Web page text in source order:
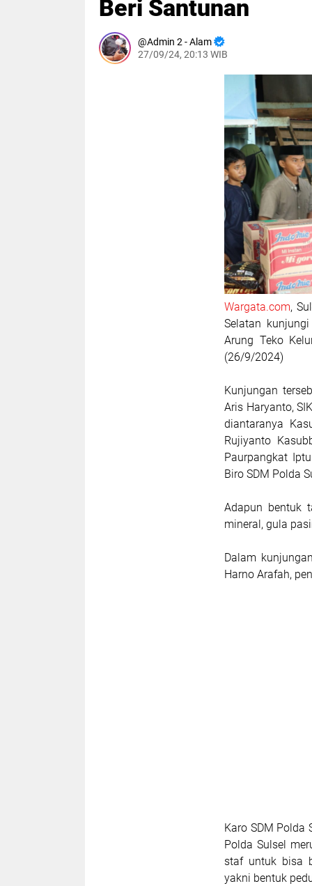
Beri Santunan
Admin 2 - Alam
27/09/24, 20:13 WIB
Wargata.com,
Selatan
Arung Teko
(26/9/2024)
Kunjungan
Aris Haryanto,
diantaranya
Rujiyanto
Paurpangkat
Biro SDM Polda
Adapun bentuk
mineral, gula
Dalam
Harno Arafah,
Karo SDM Polda
Polda Sulsel
staf untuk bisa
yakni bentuk